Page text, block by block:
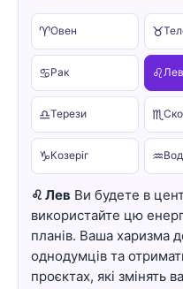
♈Овен ♉
♋Рак ♌Лев
♎Терези ♏
♑Козеріг ♒
♌ Лев Ви будете в
використайте цю
планів. Ваша харизма
однодумців та
проєктах, які змінять